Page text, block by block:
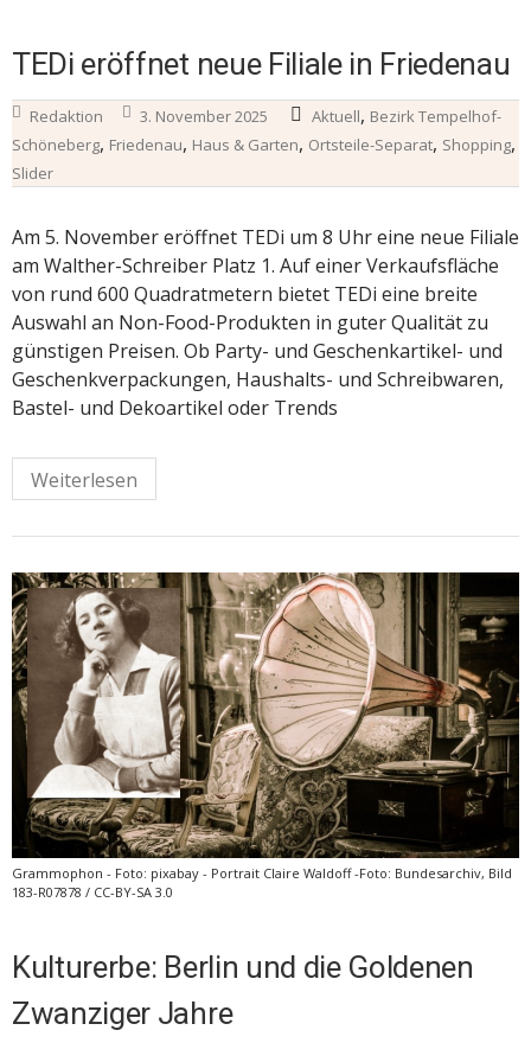
TEDi eröffnet neue Filiale in Friedenau
Redaktion 3. November 2025 Aktuell, Bezirk Tempelhof-
Schöneberg, Friedenau, Haus & Garten, Ortsteile-Separat, Shopping,
Slider
Am 5. November eröffnet TEDi um 8 Uhr eine neue Filiale
am Walther-Schreiber Platz 1. Auf einer Verkaufsfläche
von rund 600 Quadratmetern bietet TEDi eine breite
Auswahl an Non-Food-Produkten in guter Qualität zu
günstigen Preisen. Ob Party- und Geschenkartikel- und
Geschenkverpackungen, Haushalts- und Schreibwaren,
Bastel- und Dekoartikel oder Trends
Weiterlesen
Grammophon - Foto: pixabay - Portrait Claire Waldoff -Foto: Bundesarchiv, Bild
183-R07878 / CC-BY-SA 3.0
Kulturerbe: Berlin und die Goldenen
Zwanziger Jahre